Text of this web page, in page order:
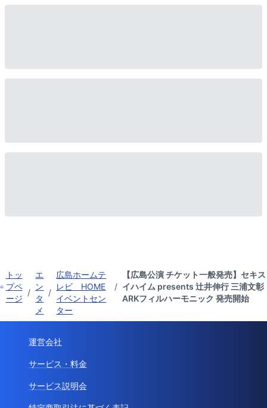
トッ
プペ
ージ
/
エ
ン
タ
メ
/
広島ホームテ
レビ HOME
イベントセン
ター
/
【広島公演 チケット一般発売】セキス
イハイム presents 辻井伸行 三浦文彰
ARKフィルハーモニック 発売開始
運営会社
サービス・料金
サービス説明会